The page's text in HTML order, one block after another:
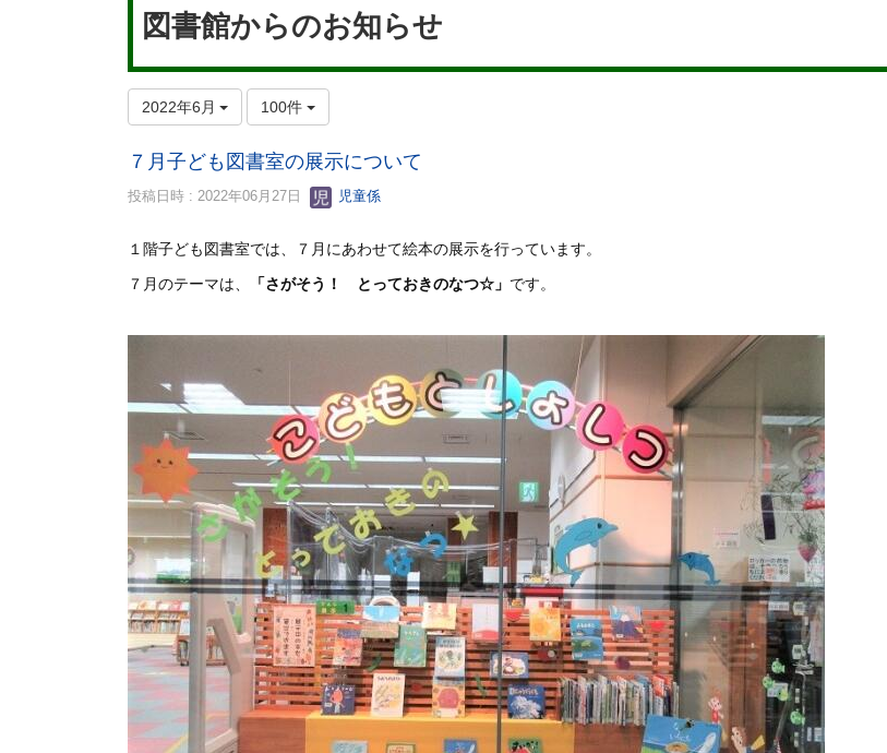
図書館からのお知らせ
2022年6月 100件
７月子ども図書室の展示について
投稿日時 : 2022年06月27日 児童係
１階子ども図書室では、７ 月にあわせて絵本の展示を行っています。
７月のテーマは、
「さがそう！ とっておきのなつ☆」 です。